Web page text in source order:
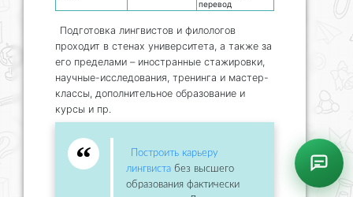
перевод
Подготовка лингвистов и филологов
проходит в стенах университета, а также за
его пределами – иностранные стажировки,
научные-исследования, тренинга и мастер-
классы, дополнительное образование и
курсы и пр.
Построить карьеру
лингвиста без высшего
образования фактически